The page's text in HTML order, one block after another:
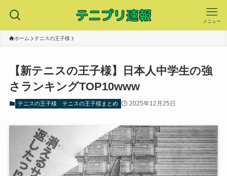
メニュー
ホーム テニスの王子様
【新テニスの王子様】日本人中学生の強
さランキングTOP10www
テニスの王子様 テニスの王子様まとめ 2025年12月25日